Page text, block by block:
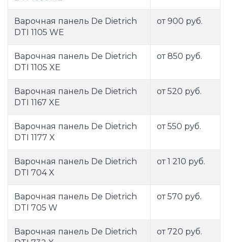
Варочная панель De Dietrich
DTI 1105 WE
от 900 руб.
Варочная панель De Dietrich
DTI 1105 XE
от 850 руб.
Варочная панель De Dietrich
DTI 1167 XE
от 520 руб.
Варочная панель De Dietrich
DTI 1177 X
от 550 руб.
Варочная панель De Dietrich
DTI 704 X
от 1 210 руб.
Варочная панель De Dietrich
DTI 705 W
от 570 руб.
Варочная панель De Dietrich
от 720 руб.